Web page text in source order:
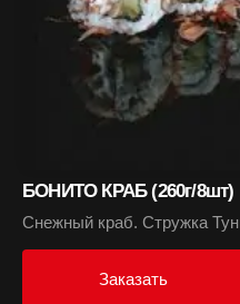
БОНИТО КРАБ (260г/8шт)
Снежный краб. Стружка
Заказать